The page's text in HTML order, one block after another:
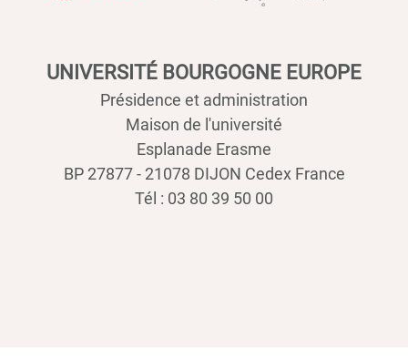
UNIVERSITÉ BOURGOGNE EUROPE
Présidence et administration
Maison de l'université
Esplanade Erasme
BP 27877 - 21078 DIJON Cedex France
Tél : 03 80 39 50 00